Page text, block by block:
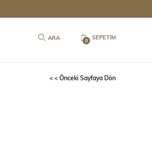
SEPETIM
0
< < Önceki Sayfaya Dön